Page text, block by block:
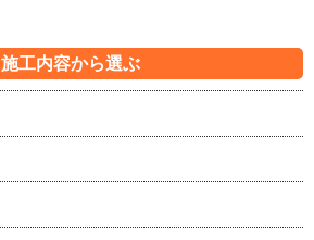
施工内容から選ぶ